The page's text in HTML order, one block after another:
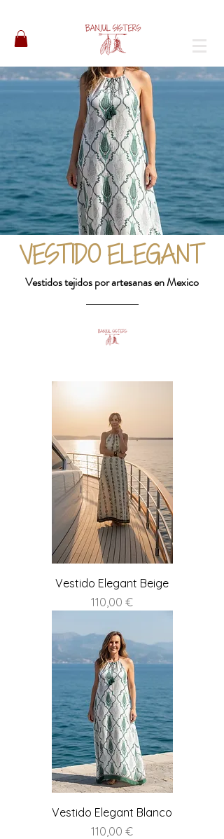
VESTIDO ELEGANT
Vestidos tejidos por artesanas en Mexico
Vestido Elegant Beige
Precio
110,00 €
Vestido Elegant Blanco
Precio
110,00 €